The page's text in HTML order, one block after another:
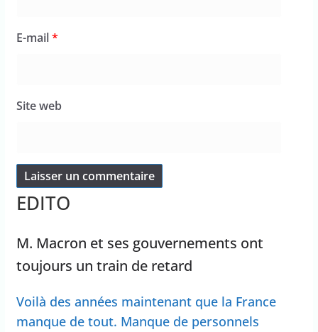
E-mail*
Site web
EDITO
M. Macron et ses gouvernements ont
toujours un train de retard
Voilà des années maintenant que la France
manque de tout. Manque de personnels